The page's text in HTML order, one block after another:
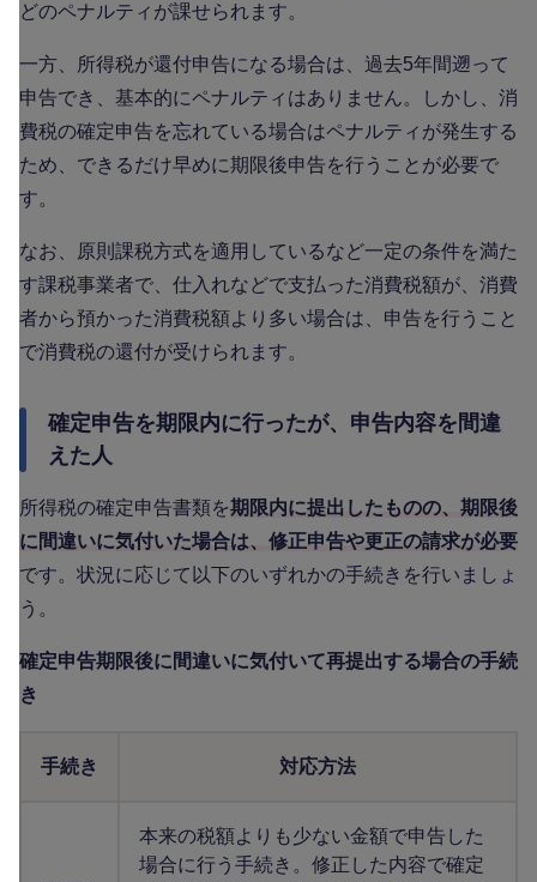
どのペナルティが課せられます。
一方、所得税が還付申告になる場合は、過去5年間遡って
申告でき、基本的にペナルティはありません。しかし、消
費税の確定申告を忘れている場合はペナルティが発生する
ため、できるだけ早めに期限後申告を行うことが必要で
す。
なお、原則課税方式を適用しているなど一定の条件を満た
す課税事業者で、仕入れなどで支払った消費税額が、消費
者から預かった消費税額より多い場合は、申告を行うこと
で消費税の還付が受けられます。
確定申告を期限内に行ったが、申告内容を間違
えた人
所得税の確定申告書類を期限内に提出したものの、期限後
に間違いに気付いた場合は、修正申告や更正の請求が必要
です。状況に応じて以下のいずれかの手続きを行いましょ
う。
確定申告期限後に間違いに気付いて再提出する場合の手続
き
手続き 対応方法
本来の税額よりも少ない金額で申告した
場合に行う手続き。修正した内容で確定